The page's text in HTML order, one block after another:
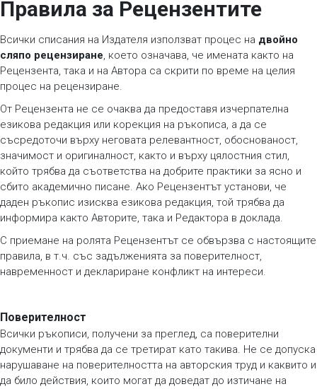
Правила за Рецензентите
Всички списания на Издателя използват процес на двойно
сляпо рецензиране, което означава, че имената както на
Рецензента, така и на Автора са скрити по време на целия
процес на рецензиране.
От Рецензента не се очаква да предоставя изчерпателна
езикова редакция или корекция на ръкописа, а да се
съсредоточи върху неговата релевантност, обоснованост,
значимост и оригиналност, както и върху цялостния стил,
който трябва да съответства на добрите практики за ясно и
сбито академично писане. Ако Рецензентът установи, че
даден ръкопис изисква езикова редакция, той трябва да
информира както Авторите, така и Редактора в доклада.
С приемане на ролята Рецензентът се обвързва с настоящите
правила, в т.ч. със задълженията за поверителност,
навременност и деклариране конфликт на интереси.
Поверителност
Всички ръкописи, получени за преглед, са поверителни
документи и трябва да се третират като такива. Не се допуска
нарушаване на поверителността на авторския труд и каквито и
да било действия, които могат да доведат до изтичане на